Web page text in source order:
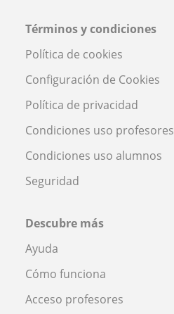
Términos y condiciones
Política de cookies
Configuración de Cookies
Política de privacidad
Condiciones uso profesores
Condiciones uso alumnos
Seguridad
Descubre más
Ayuda
Cómo funciona
Acceso profesores